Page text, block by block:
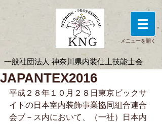
メニューを開く
一般社団法人 神奈川県内装仕上技能士会
JAPANTEX2016
平成２８年１０月２８日東京ビックサ
イトの日本室内装飾事業協同組合連合
会ブ－ス内において、（一社）日本内